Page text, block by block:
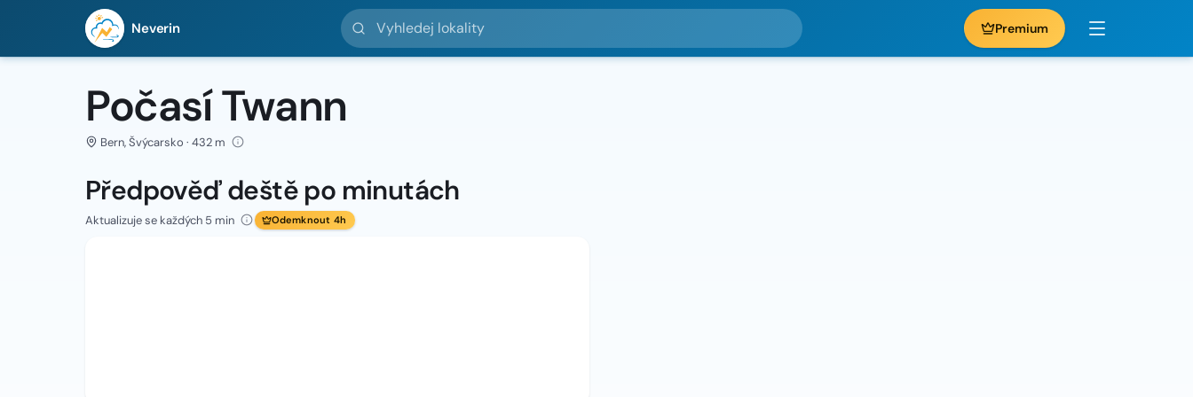
Neverin
Vyhledej lokality
Premium
Počasí Twann
Bern, Švýcarsko · 432 m
Předpověď deště po minutách
Aktualizuje se každých 5 min Odemknout 4h